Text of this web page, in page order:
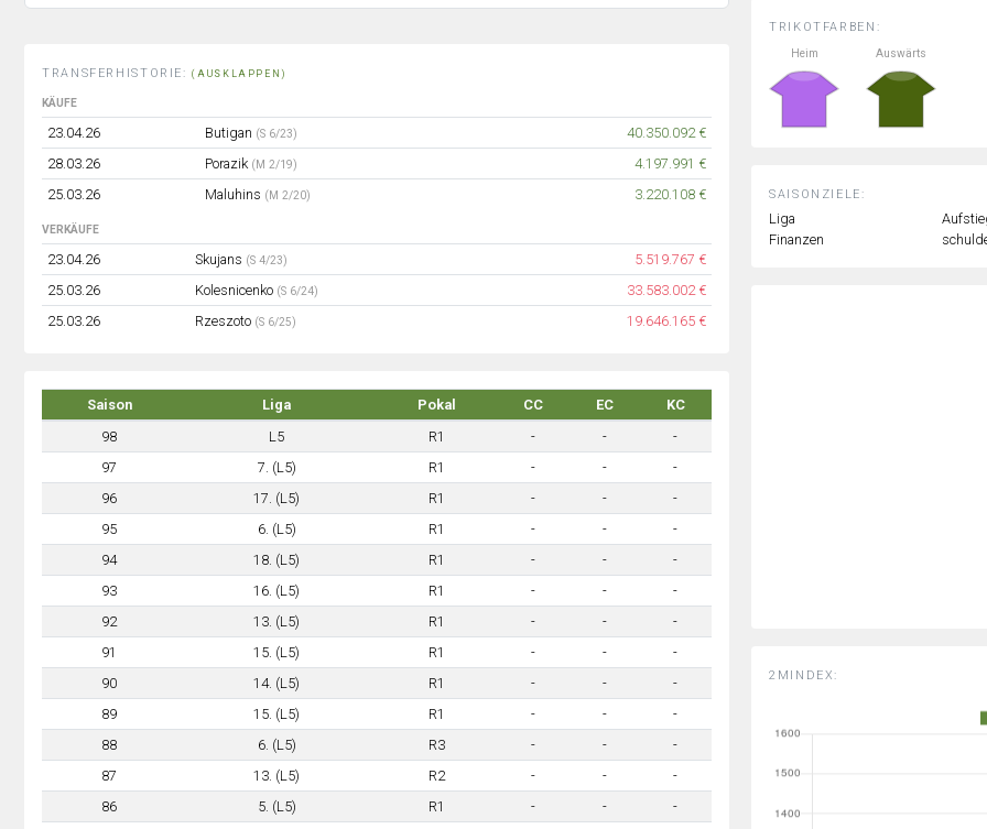
TRANSFERHISTORIE:(AUSKLAPPEN)
KÄUFE
23.04.26 Butigan (S 6/23)
40.350.092 €
28.03.26
Porazik (M 2/19)
4.197.991 €
25.03.26
Maluhins (M 2/20) 3.220.108 €
VERKÄUFE
23.04.26 Skujans (S 4/23)
5.519.767 €
25.03.26
Kolesnicenko (S 6/24)
33.583.002 €
25.03.26
Rzeszoto (S 6/25) 19.646.165 €
Saison Liga Pokal CC EC
KC
98
L5 R1 - -
-
97
7. (L5) R1 - -
-
96
17. (L5) R1 - -
-
95
6. (L5) R1 - -
-
94
18. (L5) R1 - -
-
93
16. (L5) R1 - -
-
92
13. (L5) R1 - -
-
91
15. (L5) R1 - -
-
90
14. (L5) R1 - -
-
89
15. (L5) R1 - -
-
88
6. (L5) R3 - -
-
87
13. (L5) R2 - -
-
86
5. (L5) R1 - -
-
TRIKOTFARBEN:
Heim
Auswärts
SAISONZIELE:
Liga
Finanzen
2MINDEX: